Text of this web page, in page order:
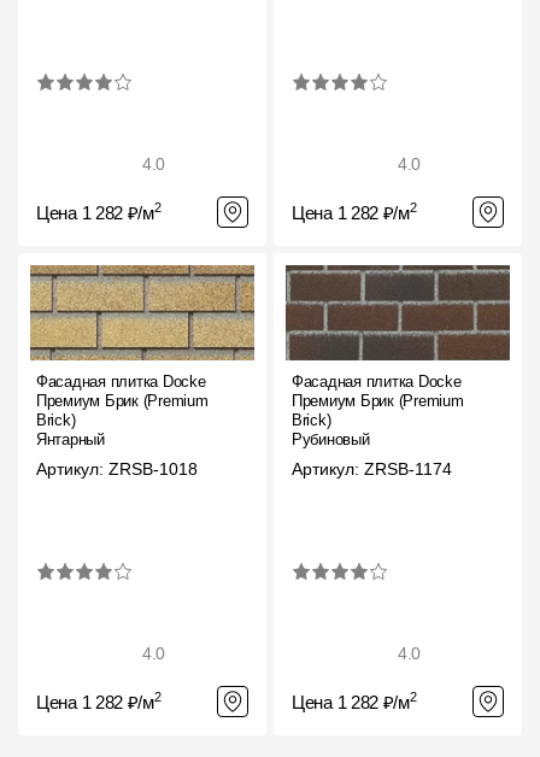
4.0
Цена 1 282 ₽/м2
4.0
Цена 1 282 ₽/м2
Фасадная плитка Docke
Премиум Брик (Premium
Brick)
Янтарный
Артикул: ZRSB-1018
4.0
Цена 1 282 ₽/м2
Фасадная плитка Docke
Премиум Брик (Premium
Brick)
Рубиновый
Артикул: ZRSB-1174
4.0
Цена 1 282 ₽/м2